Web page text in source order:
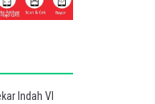
Indah VI